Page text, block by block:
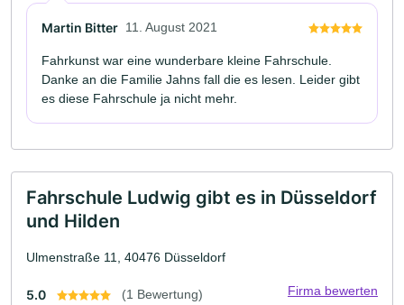
Martin Bitter 11. August 2021
Fahrkunst war eine wunderbare kleine Fahrschule.
Danke an die Familie Jahns fall die es lesen. Leider gibt
es diese Fahrschule ja nicht mehr.
Fahrschule Ludwig gibt es in Düsseldorf
und Hilden
Ulmenstraße 11, 40476 Düsseldorf
5.0 (1 Bewertung) Firma bewerten